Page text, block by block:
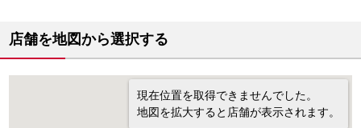
店舗を地図から選択する
現在位置を取得できませんでした。
地図を拡大すると店舗が表示されます。